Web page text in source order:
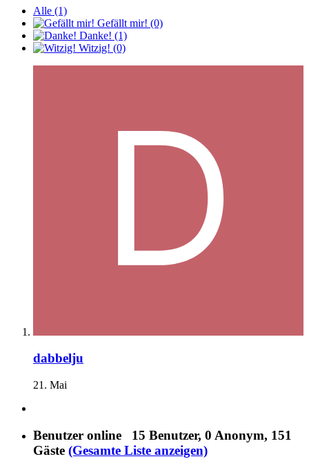
Alle (1)
Gefällt mir! (0)
Danke! (1)
Witzig! (0)
dabbelju
21. Mai
Benutzer online 15 Benutzer, 0 Anonym, 151
Gäste (Gesamte Liste anzeigen)